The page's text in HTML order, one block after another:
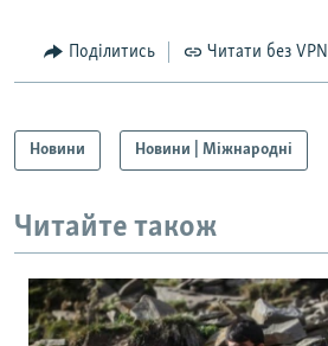
Поділитись Читати без VPN
Новини Новини | Міжнародні
Читайте також